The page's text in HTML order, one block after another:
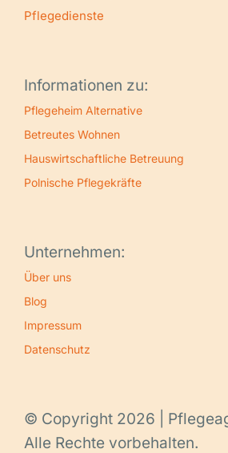
Pflegedienste
Informationen zu:
Pflegeheim Alternative
Betreutes Wohnen
Hauswirtschaftliche Betreuung
Polnische Pflegekräfte
Unternehmen:
Über uns
Blog
Impressum
Datenschutz
© Copyright 2026 |
Alle Rechte vorbehalten.